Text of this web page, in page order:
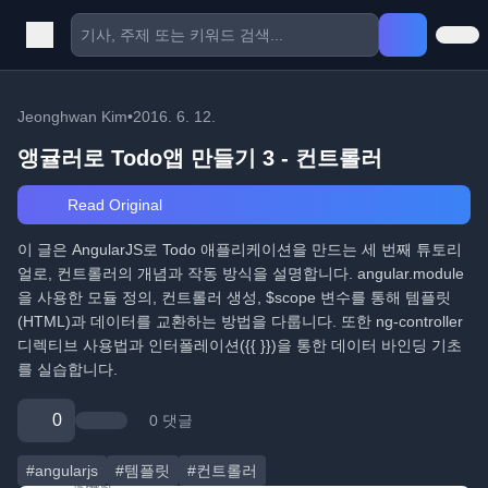
Jeonghwan Kim•2016. 6. 12.
앵귤러로 Todo앱 만들기 3 - 컨트롤러
Read Original
이 글은 AngularJS로 Todo 애플리케이션을 만드는 세 번째 튜토리
얼로, 컨트롤러의 개념과 작동 방식을 설명합니다. angular.module
을 사용한 모듈 정의, 컨트롤러 생성, $scope 변수를 통해 템플릿
(HTML)과 데이터를 교환하는 방법을 다룹니다. 또한 ng-controller
디렉티브 사용법과 인터폴레이션({{ }})을 통한 데이터 바인딩 기초
를 실습합니다.
0 0 댓글
#angularjs #템플릿 #컨트롤러